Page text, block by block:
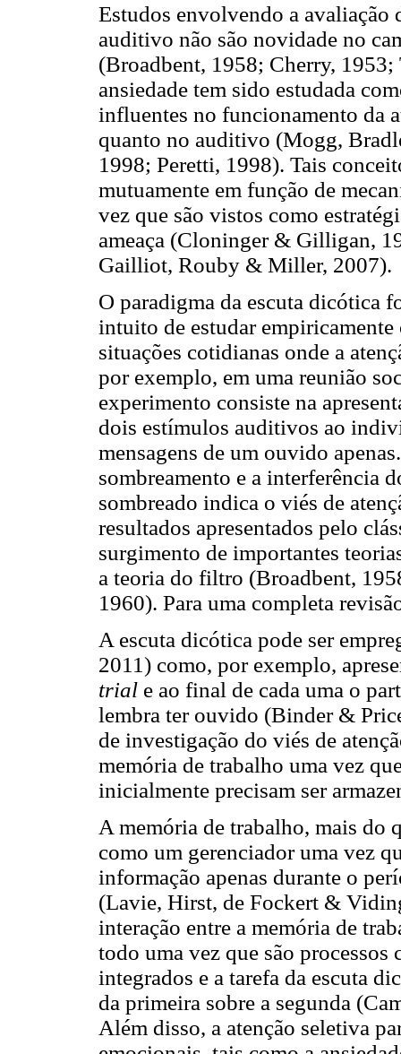
Estudos envolvendo a avaliação
auditivo não são novidade no
(Broadbent, 1958; Cherry, 1953;
ansiedade tem sido estudada
influentes no funcionamento da
quanto no auditivo (Mogg,
1998; Peretti, 1998). Tais
mutuamente em função de
vez que são vistos como
ameaça (Cloninger & Gilligan,
Gailliot, Rouby & Miller, 2007).
O paradigma da escuta dicótica
intuito de estudar empiricamente
situações cotidianas onde a
por exemplo, em uma reunião
experimento consiste na
dois estímulos auditivos ao
mensagens de um ouvido
sombreamento e a interferência
sombreado indica o viés de
resultados apresentados pelo
surgimento de importantes
a teoria do filtro (Broadbent,
1960). Para uma completa
A escuta dicótica pode ser
2011) como, por exemplo,
trial e ao final de cada uma o
lembra ter ouvido (Binder &
de investigação do viés de
memória de trabalho uma vez
inicialmente precisam ser
A memória de trabalho, mais do
como um gerenciador uma vez
informação apenas durante o
(Lavie, Hirst, de Fockert &
interação entre a memória de
todo uma vez que são
integrados e a tarefa da escuta
da primeira sobre a segunda
Além disso, a atenção seletiva